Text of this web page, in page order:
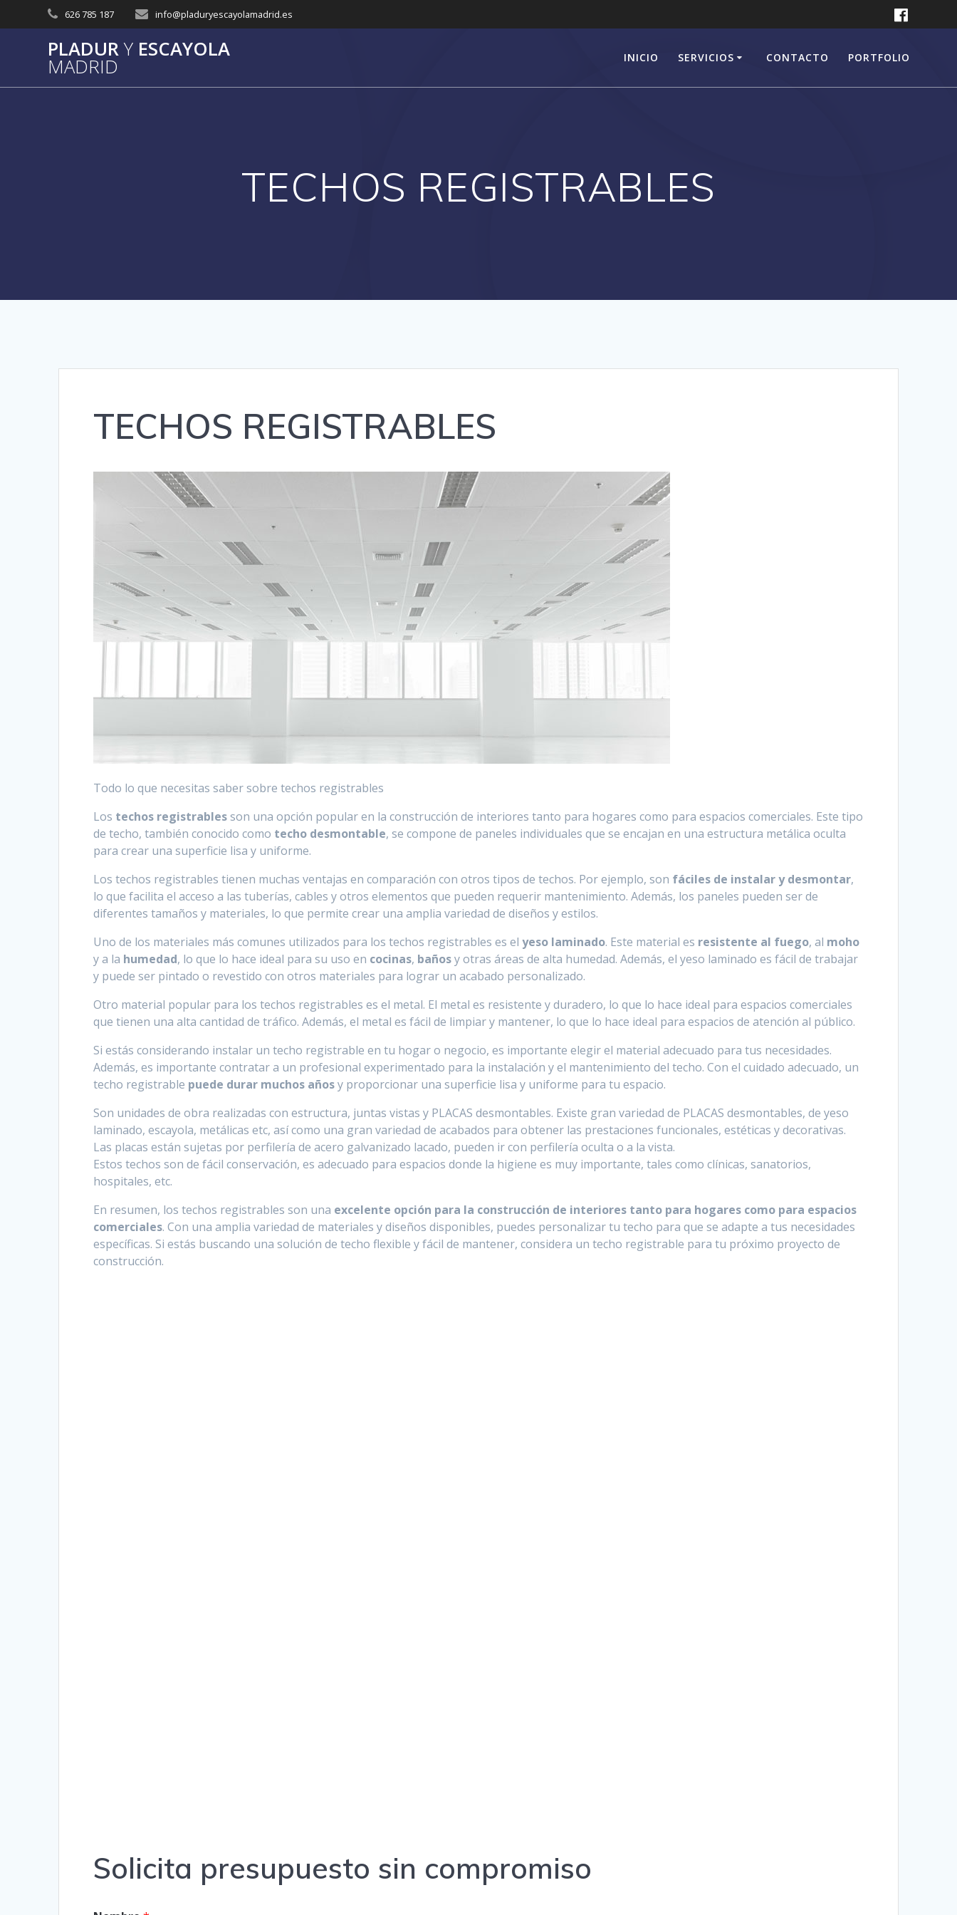
al
contenido
626 785 187 info@pladuryescayolamadrid.es
PLADURY ESCAYOLA
MADRID INICIO SERVICIOS CONTACTO PORTFOLIO
TECHOS REGISTRABLES
TECHOS REGISTRABLES
Todo lo que necesitas saber sobre techos registrables
Los techos registrablesson una opción popular en la construcción de interiores tanto para hogares como para espacios comerciales. Este tipo
de techo, también conocido como techo desmontable, se compone de paneles individuales que se encajan en una estructura metálica oculta
para crear una superficie lisa y uniforme.
Los techos registrables tienen muchas ventajas en comparación con otros tipos de techos. Por ejemplo, son fáciles de instalar y desmontar,
lo que facilita el acceso a las tuberías, cables y otros elementos que pueden requerir mantenimiento. Además, los paneles pueden ser de
diferentes tamaños y materiales, lo que permite crear una amplia variedad de diseños y estilos.
Uno de los materiales más comunes utilizados para los techos registrables es elyeso laminado. Este material es resistente al fuego, al moho
y a la humedad, lo que lo hace ideal para su uso en cocinas, bañosy otras áreas de alta humedad. Además, el yeso laminado es fácil de trabajar
y puede ser pintado o revestido con otros materiales para lograr un acabado personalizado.
Otro material popular para los techos registrables es el metal. El metal es resistente y duradero, lo que lo hace ideal para espacios comerciales
que tienen una alta cantidad de tráfico. Además, el metal es fácil de limpiar y mantener, lo que lo hace ideal para espacios de atención al público.
Si estás considerando instalar un techo registrable en tu hogar o negocio, es importante elegir el material adecuado para tus necesidades.
Además, es importante contratar a un profesional experimentado para la instalación y el mantenimiento del techo. Con el cuidado adecuado, un
techo registrable puede durar muchos añosy proporcionar una superficie lisa y uniforme para tu espacio.
Son unidades de obra realizadas con estructura, juntas vistas y PLACAS desmontables. Existe gran variedad de PLACAS desmontables, de yeso
laminado, escayola, metálicas etc, así como una gran variedad de acabados para obtener las prestaciones funcionales, estéticas y decorativas.
Las placas están sujetas por perfilería de acero galvanizado lacado, pueden ir con perfilería oculta o a la vista.
Estos techos son de fácil conservación, es adecuado para espacios donde la higiene es muy importante, tales como clínicas, sanatorios,
hospitales, etc.
En resumen, los techos registrables son una excelente opción para la construcción de interiores tanto para hogares como para espacios
comerciales. Con una amplia variedad de materiales y diseños disponibles, puedes personalizar tu techo para que se adapte a tus necesidades
específicas. Si estás buscando una solución de techo flexible y fácil de mantener, considera un techo registrable para tu próximo proyecto de
construcción.
Solicita presupuesto sin compromiso